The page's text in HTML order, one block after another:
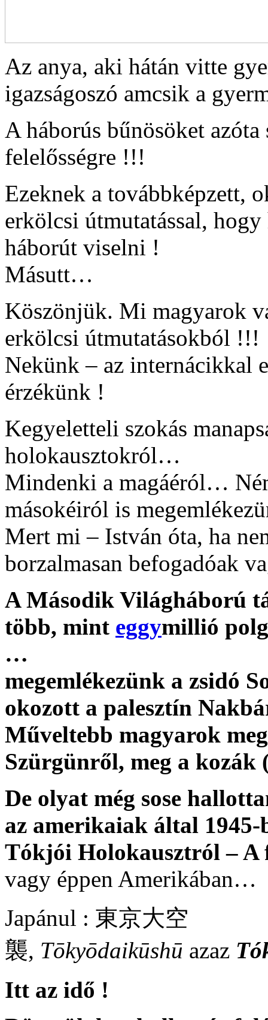
Az anya, aki hátán vitte
igazságoszó amcsik a
A háborús bűnösöket azóta
felelősségre !!!
Ezeknek a továbbképzett,
erkölcsi útmutatással,
háborút viselni !
Másutt…
Köszönjük. Mi magyarok
erkölcsi útmutatásokból !!!
Nekünk – az internácikkal
érzékünk !
Kegyeletteli szokás
holokausztokról…
Mindenki a magáéról…
másokéiról is
Mert mi – István óta, ha
borzalmasan befogadóak
A Második Világháború
több, mint eggymillió
…
megemlékezünk a zsidó
okozott a palesztín
Műveltebb magyarok
Szürgünről, meg a
De olyat még sose
az amerikaiak által
Tókjói Holokausztról –
vagy éppen Amerikában…
Japánul : 東京大空
襲, Tōkyōdaikūshū azaz
Itt az idő !